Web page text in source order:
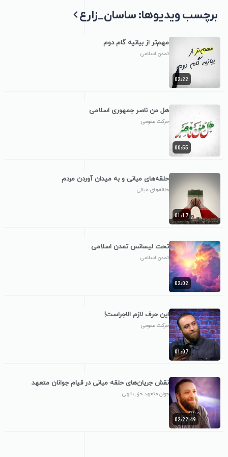
برچسب‌ ویدیوها: ساسان_زارع
02:22
مهم‌تر از بیانیه گام دوم
تمدن اسلامی
00:55
هل من ناصر جمهوری اسلامی
حرکت عمومی
01:17
حلقه‌های میانی و به میدان آوردن مردم
حلقه‌های میانی
02:02
تحت لیسانس تمدن اسلامی
تمدن اسلامی
01:07
این حرف لازم الاجراست!
حرکت عمومی
02:22:49
نقش جریان‌های حلقه میانی در قیام جوانان متعهد
جوان متعهد حزب الهی